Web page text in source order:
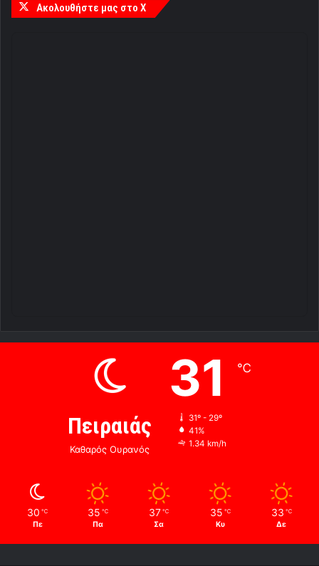
Ακολουθήστε μας στο X
Πειραιάς
Καθαρός Ουρανός
31 ℃
31º - 29º
41%
1.34 km/h
30 ℃
Πε
35 ℃
Πα
37 ℃
Σα
35 ℃
Κυ
33 ℃
Δε